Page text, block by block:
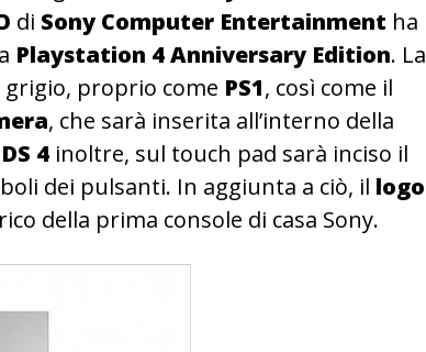
di Sony Computer Entertainment ha
Playstation 4 Anniversary Edition. La
grigio, proprio come PS1, così come il
, che sarà inserita all’interno della
DS 4 inoltre, sul touch pad sarà inciso il
dei pulsanti. In aggiunta a ciò, il logo
della prima console di casa Sony.